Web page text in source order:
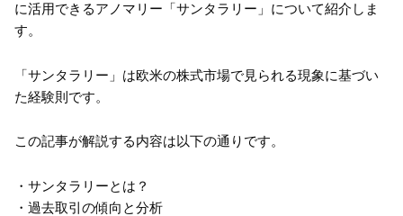
に活用できるアノマリー「サンタラリー」について紹介しま
す。
「サンタラリー」は欧米の株式市場で見られる現象に基づい
た経験則です。
この記事が解説する内容は以下の通りです。
・サンタラリーとは？
・過去取引の傾向と分析